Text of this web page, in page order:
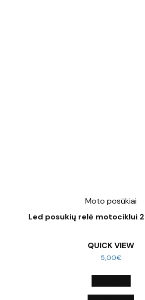
Moto posūkiai
Led posukių relė motociklui
QUICK VIEW
5,00€